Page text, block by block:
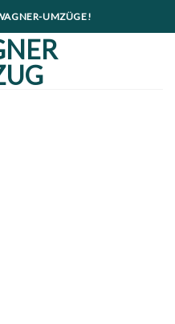
UMZÜGE!